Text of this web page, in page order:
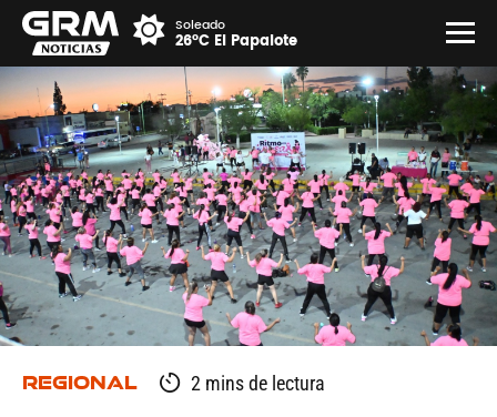
Soleado
26°C El Papalote
REGIONAL 2 mins de lectura